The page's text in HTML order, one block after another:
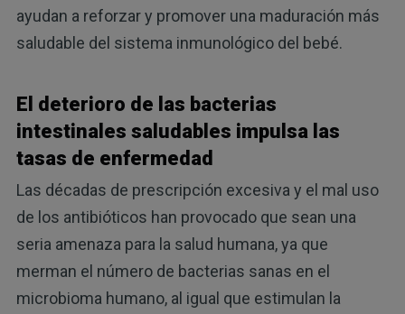
ayudan a reforzar y promover una maduración más
saludable del sistema inmunológico del bebé.
El deterioro de las bacterias
intestinales saludables impulsa las
tasas de enfermedad
Las décadas de prescripción excesiva y el mal uso
de los antibióticos han provocado que sean una
seria amenaza para la salud humana, ya que
merman el número de bacterias sanas en el
microbioma humano, al igual que estimulan la